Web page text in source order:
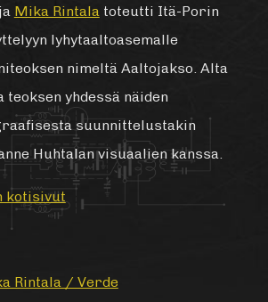
Mika Rintala toteutti Itä-Porin
lyhytaaltoasemalle
nimeltä Aaltojakso. Alta
teoksen yhdessä näiden
suunnittelustakin
Huhtalan visuaalien kanssa.
kotisivut
Rintala / Verde